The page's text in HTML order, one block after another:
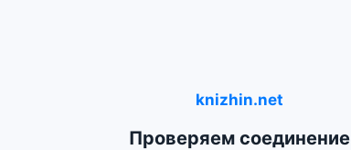
knizhin.net
Проверяем соединение